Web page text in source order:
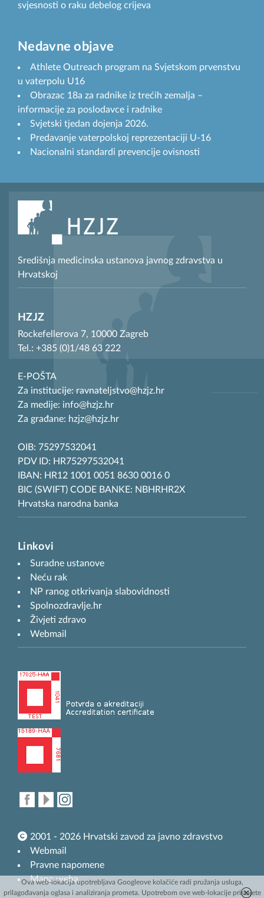
svjesnosti o raku debelog crijeva
Nedavne objave
Athlete Outreach program na Svjetskom prvenstvu
u vaterpolu U16
Obrazac 18a za radnike iz trećih zemalja –
informacije za poslodavce i radnike
Svjetski tjedan dojenja 2026.
Predavanje vaterpolskoj reprezentaciji U-16
Nacionalni standardi prevencije ovisnosti
Središnja medicinska ustanova javnog zdravstva u
Hrvatskoj
HZJZ
Rockefellerova 7, 10000 Zagreb
Tel.: +385 (0)1/48 63 222
E-POŠTA
Za institucije: ravnateljstvo@hzjz.hr
Za medije: info@hzjz.hr
Za građane: hzjz@hzjz.hr
OIB: 75297532041
PDV ID: HR75297532041
IBAN: HR12 1001 0051 8630 0016 0
BIC (SWIFT) CODE BANKE: NBHRHR2X
Hrvatska narodna banka
Linkovi
Suradne ustanove
Neću rak
NP ranog otkrivanja slabovidnosti
Spolnozdravlje.hr
Živjeti zdravo
Webmail
2001 - 2026 Hrvatski zavod za javno zdravstvo
Webmail
Pravne napomene
Mapa weba
Ova web-lokacija upotrebljava Googleove kolačiće radi pružanja usluga,
prilagođavanja oglasa i analiziranja prometa. Upotrebom ove web-lokacije pristajete